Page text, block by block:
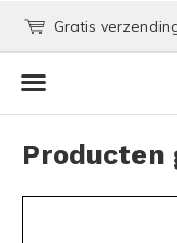
Gratis
Producten